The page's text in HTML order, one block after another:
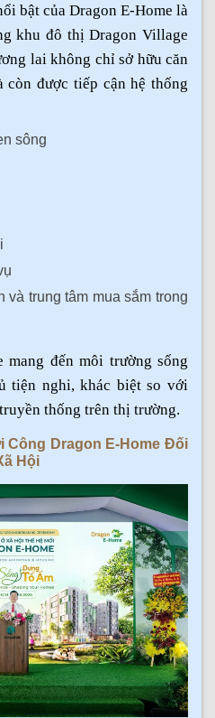
bật của Dragon E-Home là
khu đô thị Dragon Village
lai không chỉ sở hữu căn
được tiếp cận hệ thống
sông
và trung tâm mua sắm trong
mang đến môi trường sống
tiện nghi, khác biệt so với
thống trên thị trường.
Công Dragon E-Home Đối
Hội